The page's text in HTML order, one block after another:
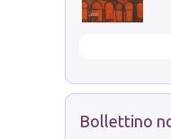
Bollettino